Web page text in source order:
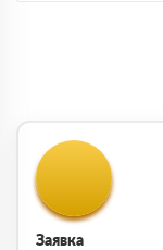
Заявка